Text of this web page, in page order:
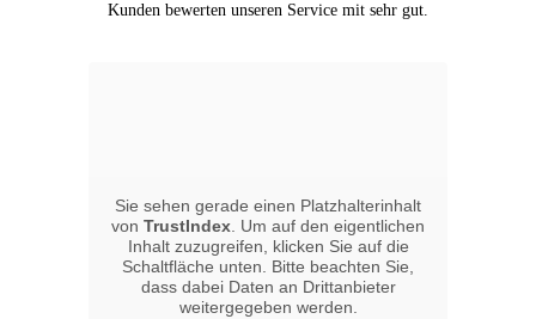
Kunden bewerten unseren Service mit sehr gut.
Sie sehen gerade einen Platzhalterinhalt
von TrustIndex. Um auf den eigentlichen
Inhalt zuzugreifen, klicken Sie auf die
Schaltfläche unten. Bitte beachten Sie,
dass dabei Daten an Drittanbieter
weitergegeben werden.